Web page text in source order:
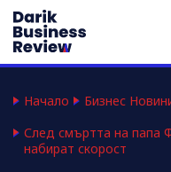
Начало
Бизнес
След смъртта на папа
набират скорост